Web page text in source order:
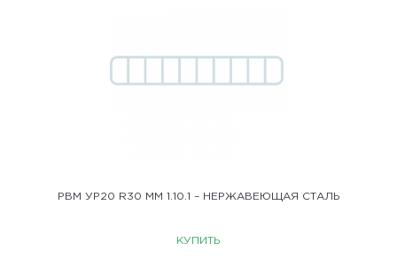
РВМ УР20 R30 ММ 1.10.1 – НЕРЖАВЕЮЩАЯ СТАЛЬ
КУПИТЬ